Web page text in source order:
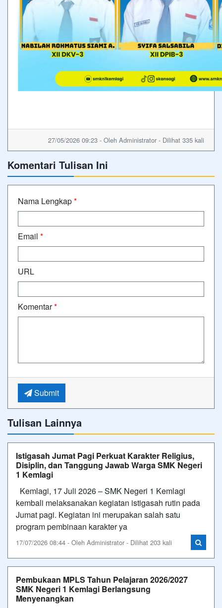
27/05/2026 09:23 - Oleh Administrator - Dilihat 335 kali
Komentari Tulisan Ini
Nama Lengkap*
Email *
URL
Komentar*
Submit
Tulisan Lainnya
Istigasah Jumat Pagi Perkuat Karakter Religius,
Disiplin, dan Tanggung Jawab Warga SMK Negeri
1 Kemlagi
Kemlagi, 17 Juli 2026 – SMK Negeri 1 Kemlagi
kembali melaksanakan kegiatan istigasah rutin pada
Jumat pagi. Kegiatan ini merupakan salah satu
program pembinaan karakter ya
17/07/2026 08:44 - Oleh Administrator - Dilihat 203 kali
Pembukaan MPLS Tahun Pelajaran 2026/2027
SMK Negeri 1 Kemlagi Berlangsung
Menyenangkan